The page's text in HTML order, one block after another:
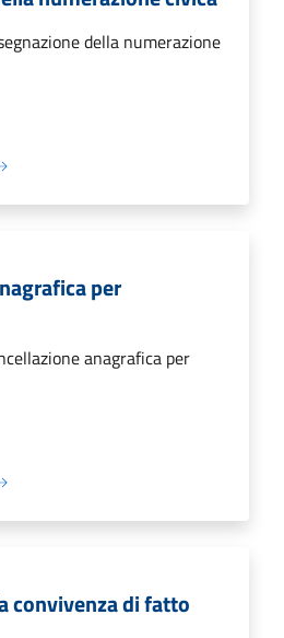
della numerazione
per
anagrafica per
convivenza di fatto